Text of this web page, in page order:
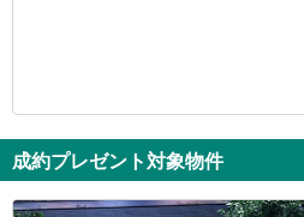
成約プレゼント対象物件